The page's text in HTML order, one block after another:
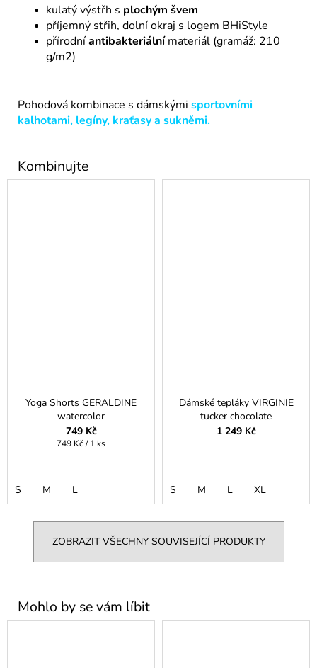
kulatý výstřh s plochým švem
příjemný střih, dolní okraj s logem BHiStyle
přírodníantibakteriálnímateriál (gramáž: 210
g/m2)
Pohodová kombinace s dámskými sportovními
kalhotami, legíny, kraťasya sukněmi.
Yoga Shorts GERALDINE
watercolor
749 Kč
Měrná
749 Kč / 1 ks
S M L
Dámské tepláky VIRGINIE
tucker chocolate
1 249 Kč
S M L XL
ZOBRAZIT VŠECHNY SOUVISEJÍCÍ PRODUKTY